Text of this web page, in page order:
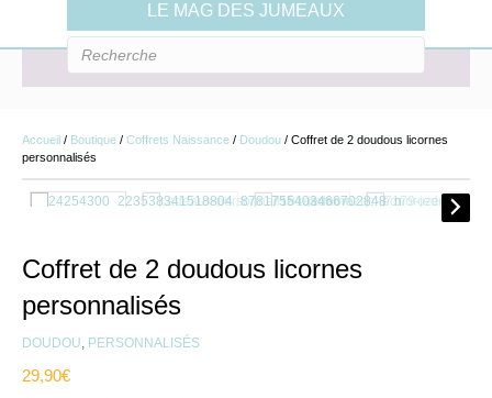
LE MAG DES JUMEAUX
Accueil / Boutique / Coffrets Naissance / Doudou / Coffret de 2 doudous licornes
personnalisés
Coffret de 2 doudous licornes
personnalisés
DOUDOU, PERSONNALISÉS
29,90€